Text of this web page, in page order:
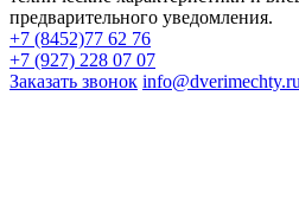
предварительного уведомления.
+7 (8452)77 62 76
+7 (927) 228 07 07
Заказать звонок info@dverimechty.ru